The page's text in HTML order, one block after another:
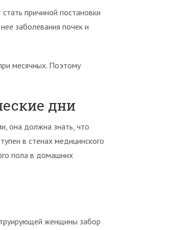
причиной постановки
заболевания почек и
месячных. Поэтому
дни
она должна знать, что
в стенах медицинского
пола в домашних
женщины забор